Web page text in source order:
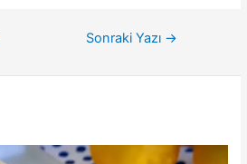
Sonraki Yazı →